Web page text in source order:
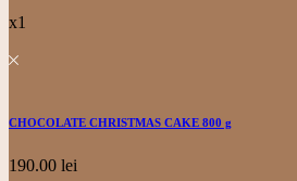
x1
CHOCOLATE CHRISTMAS CAKE 800 g
190.00 lei